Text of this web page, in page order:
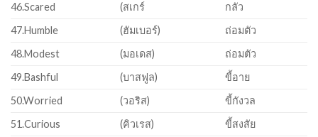
46.Scared
(สเกร์
กลัว
47.Humble
(ฮัมเบอร์)
ถ่อมตัว
48.Modest
(มอเดส)
ถ่อมตัว
49.Bashful
(บาสฟูล)
ขี้อาย
50.Worried
(วอริส)
ขี้กังวล
51.Curious
(คิวเรส)
ขี้สงสัย